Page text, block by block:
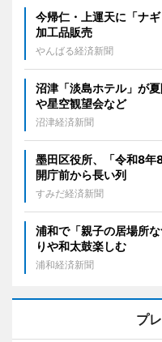
今帰仁・上運天に「ナ
加工品販売
やんばる経済新聞
沼津「淡島ホテル」が
や星空観望会など
沼津経済新聞
墨田区役所、「令和8
開庁前から長い列
すみだ経済新聞
浦和で「親子の居場所
りや和太鼓楽しむ
浦和経済新聞
プ